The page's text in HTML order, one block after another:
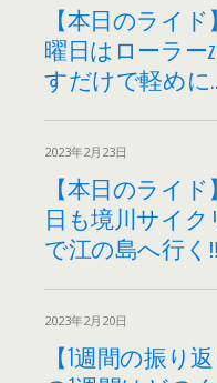
【本日のライ
曜日はローラー
すだけで軽めに
2023年2月23日
【本日のライ
日も境川サイ
で江の島へ行く
2023年2月20日
【1週間の振り